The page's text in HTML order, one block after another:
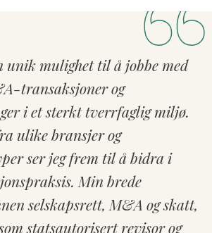
unik mulighet til å jobbe med
transaksjoner og
i et sterkt tverrfaglig miljø.
ulike bransjer og
ser jeg frem til å bidra i
Min brede
selskapsrett, M&A og skatt,
statsautorisert revisor og